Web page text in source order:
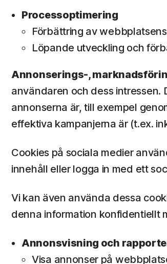
Processoptimering
Förbättring av
Löpande utveckling och
Annonserings-,
användaren och dess intressen.
annonserna är, till exempel
effektiva kampanjerna är (t.ex.
Cookies på sociala medier
innehåll eller logga in med ett
Vi kan även använda dessa
denna information konfidentiellt
Annonsvisning och
Visa annonser på